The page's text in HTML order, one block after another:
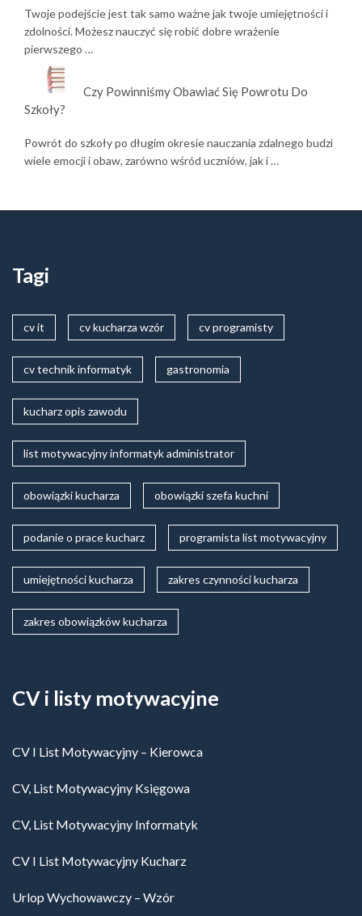
Twoje podejście jest tak samo ważne jak twoje umiejętności i
zdolności. Możesz nauczyć się robić dobre wrażenie
pierwszego …
Czy Powinniśmy Obawiać Się Powrotu Do
Szkoły?
Powrót do szkoły po długim okresie nauczania zdalnego budzi
wiele emocji i obaw, zarówno wśród uczniów, jak i …
Tagi
cv it cv kucharza wzór cv programisty
cv technik informatyk gastronomia
kucharz opis zawodu
list motywacyjny informatyk administrator
obowiązki kucharza obowiązki szefa kuchni
podanie o prace kucharz programista list motywacyjny
umiejętności kucharza zakres czynności kucharza
zakres obowiązków kucharza
CV i listy motywacyjne
CV I List Motywacyjny – Kierowca
CV, List Motywacyjny Księgowa
CV, List Motywacyjny Informatyk
CV I List Motywacyjny Kucharz
Urlop Wychowawczy – Wzór